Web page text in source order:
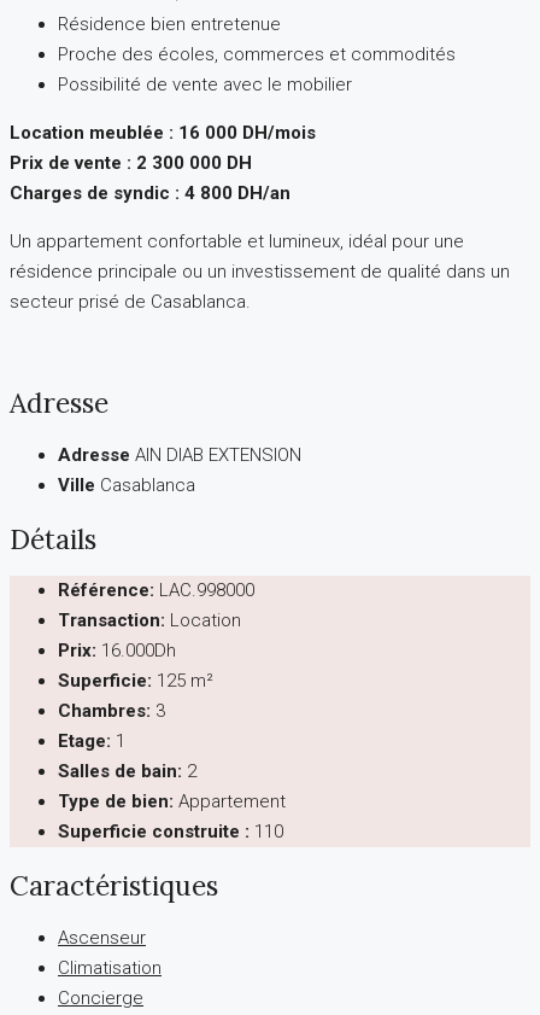
Résidence bien entretenue
Proche des écoles, commerces et commodités
Possibilité de vente avec le mobilier
Location meublée : 16 000 DH/mois
Prix de vente : 2 300 000 DH
Charges de syndic : 4 800 DH/an
Un appartement confortable et lumineux, idéal pour une
résidence principale ou un investissement de qualité dans un
secteur prisé de Casablanca.
Adresse
Adresse AIN DIAB EXTENSION
Ville Casablanca
Détails
Référence: LAC.998000
Transaction: Location
Prix: 16.000Dh
Superficie: 125 m²
Chambres: 3
Etage: 1
Salles de bain: 2
Type de bien: Appartement
Superficie construite : 110
Caractéristiques
Ascenseur
Climatisation
Concierge